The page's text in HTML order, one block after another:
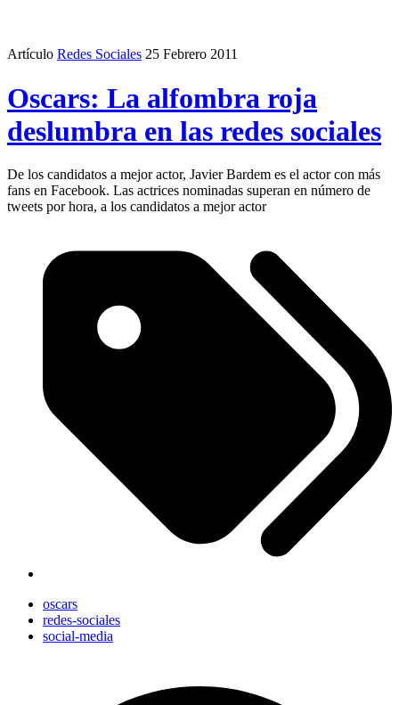
Artículo Redes Sociales 25 Febrero 2011
Oscars: La alfombra roja
deslumbra en las redes sociales
De los candidatos a mejor actor, Javier Bardem es el actor con más
fans en Facebook. Las actrices nominadas superan en número de
tweets por hora, a los candidatos a mejor actor
oscars
redes-sociales
social-media